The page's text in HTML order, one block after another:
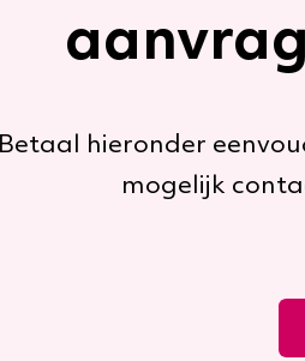
Betaal hieronder
mogelijk